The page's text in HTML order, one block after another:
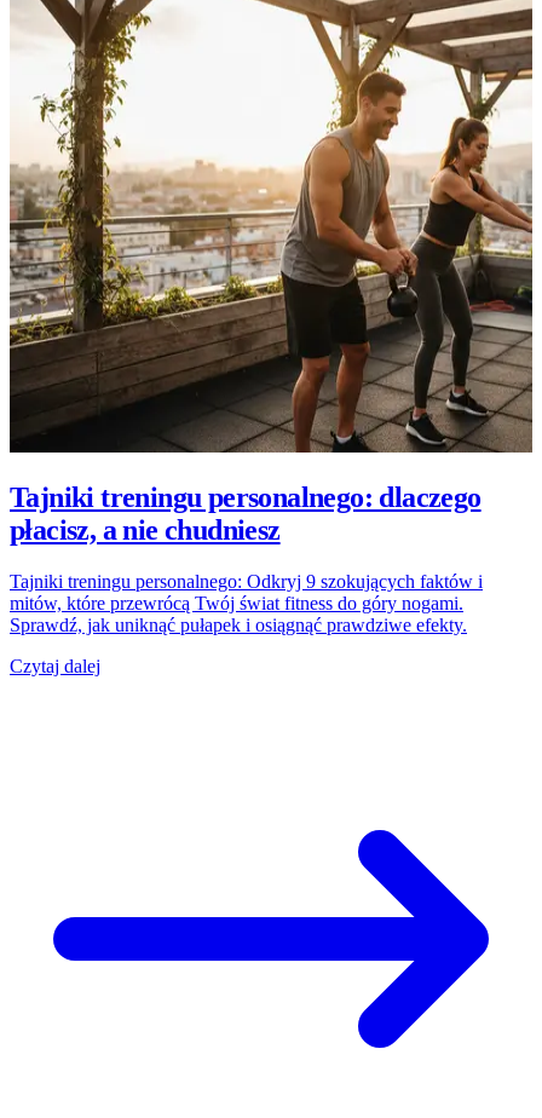
Tajniki treningu personalnego: dlaczego
płacisz, a nie chudniesz
Tajniki treningu personalnego: Odkryj 9 szokujących faktów i
mitów, które przewrócą Twój świat fitness do góry nogami.
Sprawdź, jak uniknąć pułapek i osiągnąć prawdziwe efekty.
Czytaj dalej